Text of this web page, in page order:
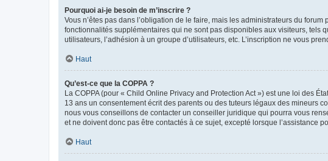
Pourquoi ai-je besoin de m’inscrire ?
Vous n’êtes pas dans l’obligation de le faire, mais les administrateurs du
fonctionnalités supplémentaires qui ne sont pas disponibles aux visiteurs, tels
utilisateurs, l’adhésion à un groupe d’utilisateurs, etc. L’inscription ne vous
Haut
Qu’est-ce que la COPPA ?
La COPPA (pour « Child Online Privacy and Protection Act ») est une loi des
13 ans un consentement écrit des parents ou des tuteurs légaux des mineurs
nous vous conseillons de contacter un conseiller juridique qui pourra vous
et ne doivent donc pas être contactés à ce sujet, excepté lorsque l’assistance
Haut